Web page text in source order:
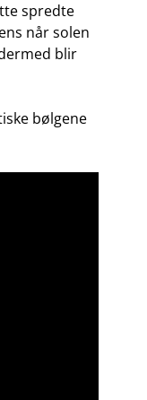
spredte
når solen
blir
bølgene